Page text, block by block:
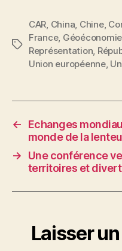
Étiquettes
CAR China Chine,
France, Géoéconomie
Représentation
Union européenne,
←
Echanges
monde de la
→
Une conférence
territoires et
Laisser